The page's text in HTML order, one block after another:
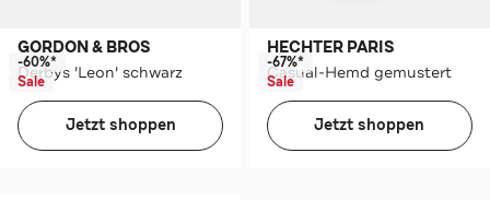
GORDON & BROS
Derbys 'Leon' schwarz
-60%*
Sale
Jetzt shoppen
HECHTER PARIS
Casual-Hemd gemustert
-67%*
Sale
Jetzt shoppen